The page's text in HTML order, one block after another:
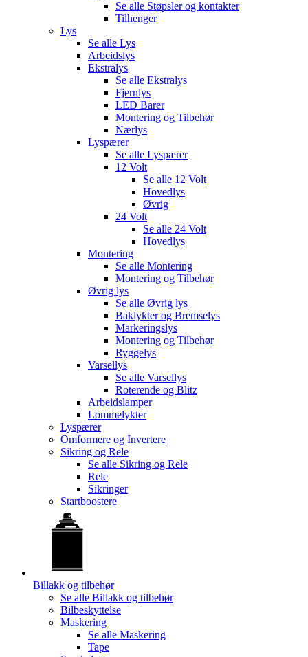
Se alle Støpsler og kontakter
Tilhenger
Lys
Se alle Lys
Arbeidslys
Ekstralys
Se alle Ekstralys
Fjernlys
LED Barer
Montering og Tilbehør
Nærlys
Lyspærer
Se alle Lyspærer
12 Volt
Se alle 12 Volt
Hovedlys
Øvrig
24 Volt
Se alle 24 Volt
Hovedlys
Montering
Se alle Montering
Montering og Tilbehør
Øvrig lys
Se alle Øvrig lys
Baklykter og Bremselys
Markeringslys
Montering og Tilbehør
Ryggelys
Varsellys
Se alle Varsellys
Roterende og Blitz
Arbeidslamper
Lommelykter
Lyspærer
Omformere og Invertere
Sikring og Rele
Se alle Sikring og Rele
Rele
Sikringer
Startboostere
Billakk og tilbehør
Se alle Billakk og tilbehør
Bilbeskyttelse
Maskering
Se alle Maskering
Tape